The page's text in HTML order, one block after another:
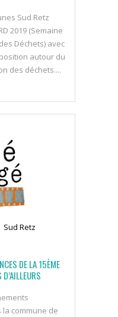
Sud Retz
2019 (Semaine
Déchets) avec
autour du
des déchets....
Sud Retz
DE LA 15ÈME
commune de